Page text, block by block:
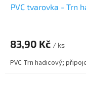
PVC tvarovka - Trn
83,90 Kč / ks
PVC Trn hadicový;